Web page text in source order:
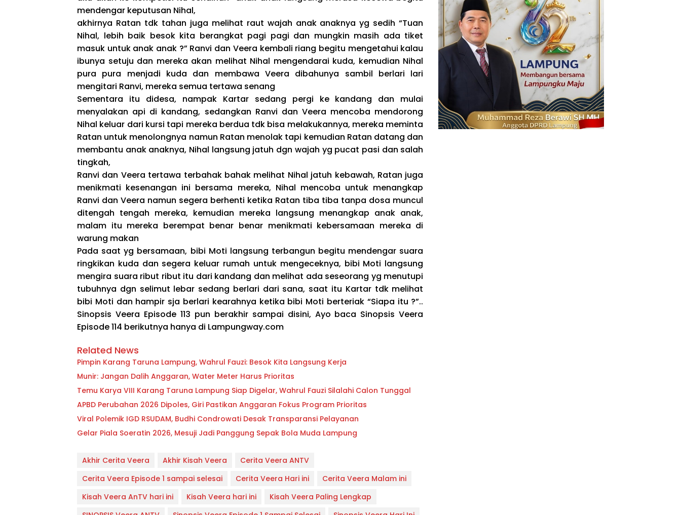
mendengar keputusan Nihal,
akhirnya Ratan tdk tahan juga melihat raut wajah anak anaknya yg sedih “Tuan
Nihal, lebih baik besok kita berangkat pagi pagi dan mungkin masih ada tiket
masuk untuk anak anak ?” Ranvi dan Veera kembali riang begitu mengetahui kalau
ibunya setuju dan mereka akan melihat Nihal mengendarai kuda, kemudian Nihal
pura pura menjadi kuda dan membawa Veera dibahunya sambil berlari lari
mengitari Ranvi, mereka semua tertawa senang
Sementara itu didesa, nampak Kartar sedang pergi ke kandang dan mulai
menyalakan api di kandang, sedangkan Ranvi dan Veera mencoba mendorong
Nihal keluar dari kursi tapi mereka berdua tdk bisa melakukannya, mereka meminta
Ratan untuk menolongnya namun Ratan menolak tapi kemudian Ratan datang dan
membantu anak anaknya, Nihal langsung jatuh dgn wajah yg pucat pasi dan salah
tingkah,
Ranvi dan Veera tertawa terbahak bahak melihat Nihal jatuh kebawah, Ratan juga
menikmati kesenangan ini bersama mereka, Nihal mencoba untuk menangkap
Ranvi dan Veera namun segera berhenti ketika Ratan tiba tiba tanpa dosa muncul
ditengah tengah mereka, kemudian mereka langsung menangkap anak anak,
malam itu mereka berempat benar benar menikmati kebersamaan mereka di
warung makan
Pada saat yg bersamaan, bibi Moti langsung terbangun begitu mendengar suara
ringkikan kuda dan segera keluar rumah untuk mengeceknya, bibi Moti langsung
mengira suara ribut ribut itu dari kandang dan melihat ada seseorang yg menutupi
tubuhnya dgn selimut lebar sedang berlari dari sana, saat itu Kartar tdk melihat
bibi Moti dan hampir sja berlari kearahnya ketika bibi Moti berteriak “Siapa itu ?”..
Sinopsis Veera Episode 113 pun berakhir sampai disini, Ayo baca Sinopsis Veera
Episode 114 berikutnya hanya di Lampungway.com
Related News
Pimpin Karang Taruna Lampung, Wahrul Fauzi: Besok Kita Langsung Kerja
Munir: Jangan Dalih Anggaran, Water Meter Harus Prioritas
Temu Karya VIII Karang Taruna Lampung Siap Digelar, Wahrul Fauzi Silalahi Calon Tunggal
APBD Perubahan 2026 Dipoles, Giri Pastikan Anggaran Fokus Program Prioritas
Viral Polemik IGD RSUDAM, Budhi Condrowati Desak Transparansi Pelayanan
Gelar Piala Soeratin 2026, Mesuji Jadi Panggung Sepak Bola Muda Lampung
Akhir Cerita Veera Akhir Kisah Veera
Cerita Veera ANTV
Cerita Veera Episode 1 sampai selesai
Cerita Veera Hari ini
Cerita Veera Malam ini
Kisah Veera AnTV hari ini
Kisah Veera hari ini
Kisah Veera Paling Lengkap